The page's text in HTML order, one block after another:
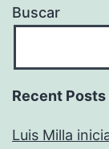
Buscar
Recent Posts
Luis Milla